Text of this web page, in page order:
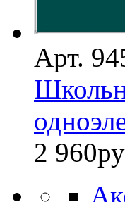
Арт.
2 960